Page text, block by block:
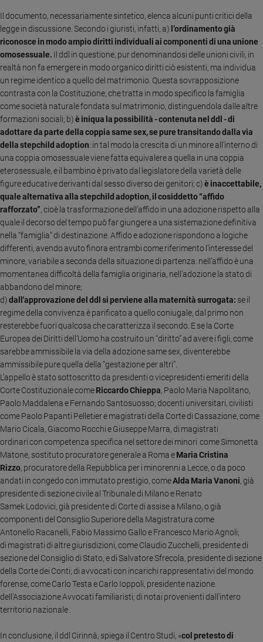
Diversità
e
inclusione
Costume
Cultura
spettacoli
Sanremo
2026
Cinema,
Tv
e
streaming
Libri
Musica
Famiglia
ed
educazione
Genitori
figli
Nonni
Coppia
Scuola
e
giovani
Adolescenza
Bioetica
Vai
Riflessioni
Foto
Podcast
Privacy
Il documento, necessariamente sintetico, elenca alcuni punti critici della
legge in discussione. Secondo i giuristi, infatti, a) l’ordinamento già
riconosce in modo ampio diritti individuali ai componenti di una unione
omosessuale. Il ddl in questione, pur denominandosi delle unioni civili, in
realtà non fa emergere in modo organico diritti ciò esistenti, ma individua
un regime identico a quello del matrimonio. Questa sovrapposizione
contrasta con la Costituzione, che tratta in modo specifico la famiglia
come società naturale fondata sul matrimonio, distinguendola dalle altre
formazioni sociali; b)è iniqua la possibilità - contenuta nel ddl - di
adottare da parte della coppia same sex, se pure transitando dalla via
della stepchild adoption: in tal modo la crescita di un minore all’interno di
una coppia omosessuale viene fatta equivalere a quella in una coppia
eterosessuale, e il bambino è privato dal legislatore della varietà delle
figure educative derivanti dal sesso diverso dei genitori; c)è inaccettabile,
quale alternativa alla stepchild adoption, il cosiddetto “affido
rafforzato”, cioè la trasformazione dell’affido in una adozione rispetto alla
quale il decorso del tempo può far giungere a una sistemazione definitiva
nella “famiglia” di destinazione. Affido e adozione rispondono a logiche
differenti, avendo avuto finora entrambi come riferimento l’interesse del
minore, variabile a seconda della situazione di partenza: nell’affido è una
momentanea difficoltà della famiglia originaria, nell’adozione la stato di
abbandono del minore;
d)dall'approvazione del ddl si perviene alla maternità surrogata: se il
regime della convivenza è parificato a quello coniugale, dal primo non
resterebbe fuori qualcosa che caratterizza il secondo. E se la Corte
Europea dei Diritti dell’Uomo ha costruito un “diritto” ad avere i figli, come
sarebbe ammissibile la via della adozione same sex, diventerebbe
ammissibile pure quella della “gestazione per altri”.
L’appello è stato sottoscritto da presidenti o vicepresidenti emeriti della
Corte Costituzionale comeRiccardo Chieppa, Paolo Maria Napolitano,
Paolo Maddalena e Fernando Santosuosso; docenti universitari, civilisti
come Paolo Papanti Pelletier e magistrati della Corte di Cassazione, come
Mario Cicala, Giacomo Rocchi e Giuseppe Marra, di magistrati
ordinari con competenza specifica nel settore dei minori come Simonetta
Matone, sostituto procuratore generale a Roma eMaria Cristina
Rizzo, procuratore della Repubblica per i minorenni a Lecce, o da poco
andati in congedo con immutato prestigio, comeAlda Maria Vanoni, già
presidente di sezione civile al Tribunale di Milano e Renato
Samek Lodovici, già presidente di Corte di assise a Milano, o già
componenti del Consiglio Superiore della Magistratura come
Antonello Racanelli, Fabio Massimo Gallo e Francesco Mario Agnoli;
di magistrati di altre giurisdizioni, come Claudio Zucchelli, presidente di
sezione del Consiglio di Stato, e di Salvatore Sfrecola, presidente di sezione
della Corte dei Conti; di avvocati con incarichi rappresentativi del mondo
forense, come Carlo Testa e Carlo Ioppoli, presidente nazione.
dell’Associazione Avvocati familiaristi; di notai provenienti dall’intero
territorio nazionale .
In conclusione, il ddl Cirinnà, spiega il Centro Studi, «col pretesto di